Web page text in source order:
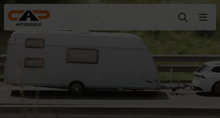
Hyppää sisältöön